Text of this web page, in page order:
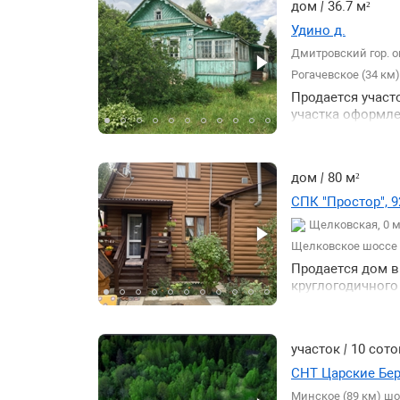
по площади
по типу объекта ↑
дом | 36.7 м²
Удино д.
Дмитровский гор.
Рогачевское (34
Продается
участка
Назначение
разводить
Главная
обл энергосбыт
области.
На территории:
декоративные
рынок школа и
МЦД 1 Лобня. /
дом | 80 м²
СПК "Простор",
Щелковская, 0
Щелковское шоссе
Продается дом
участок | 10
СНТ Царские
Минское (89 км)